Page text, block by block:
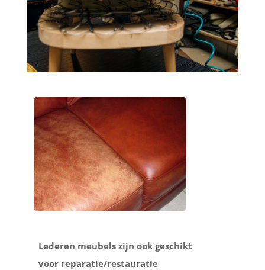
Lederen meubels zijn ook geschikt
voor reparatie/restauratie